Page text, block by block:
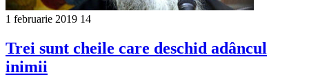
1 februarie 2019 14
Trei sunt cheile care deschid adâncul
inimii